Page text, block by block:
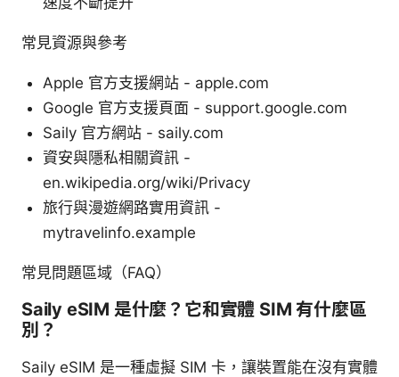
常見資源與參考
Apple 官方支援網站 - apple.com
Google 官方支援頁面 - support.google.com
Saily 官方網站 - saily.com
資安與隱私相關資訊 -
en.wikipedia.org/wiki/Privacy
旅行與漫遊網路實用資訊 -
mytravelinfo.example
常見問題區域（FAQ）
Saily eSIM 是什麼？它和實體 SIM 有什麼區
別？
Saily eSIM 是一種虛擬 SIM 卡，讓裝置能在沒有實體